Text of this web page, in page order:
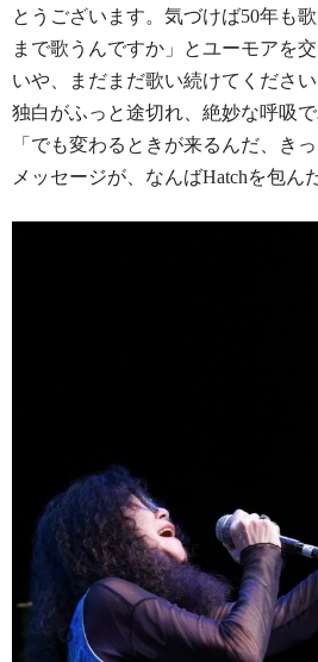
とうございます。気づけば50年も
まで歌うんですか」とユーモアを交
いや、まだまだ歌い続けてください
独白がふっと途切れ、絶妙な呼吸で
「でも変わるときが来るんだ、
メッセージが、なんばHatchを包ん